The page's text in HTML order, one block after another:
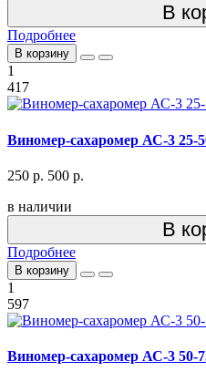
В
Подробнее
В корзину
1
417
Виномер-сахаромер АС-3 25-
250 р. 500 р.
в наличии
В
Подробнее
В корзину
1
597
Виномер-сахаромер АС-3 50-